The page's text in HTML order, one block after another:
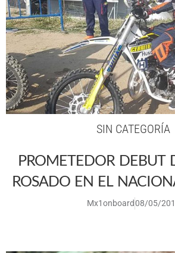
SIN CATEGORÍA
PROMETEDOR DEBUT
ROSADO EN EL
Mx1onboard08/05/